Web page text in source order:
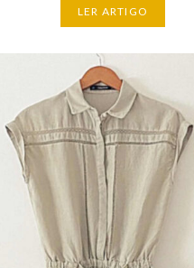
LER ARTIGO